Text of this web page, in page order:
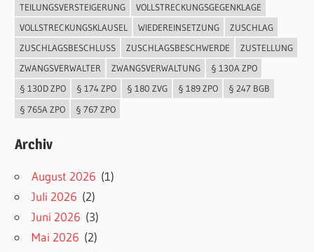
TEILUNGSVERSTEIGERUNG
VOLLSTRECKUNGSGEGENKLAGE
VOLLSTRECKUNGSKLAUSEL
WIEDEREINSETZUNG
ZUSCHLAG
ZUSCHLAGSBESCHLUSS
ZUSCHLAGSBESCHWERDE
ZUSTELLUNG
ZWANGSVERWALTER
ZWANGSVERWALTUNG
§ 130A ZPO
§ 130D ZPO
§ 174 ZPO § 180 ZVG § 189 ZPO
§ 247 BGB
§ 765A ZPO
§ 767 ZPO
Archiv
August 2026 (1)
Juli 2026 (2)
Juni 2026 (3)
Mai 2026 (2)